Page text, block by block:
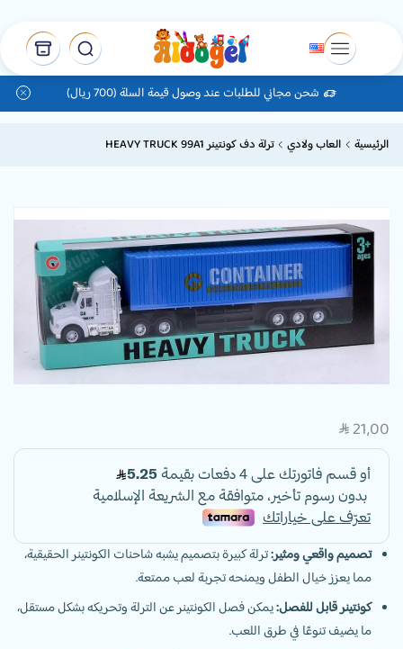
شحن مجاني للطلبات عند وصول قيمة السلة (700 ريال)
الرئيسية العاب ولادي ترلة دف كونتينر HEAVY TRUCK 99A1
SAR 21,00
تصميم واقعي ومثير:ترلة كبيرة بتصميم يشبه شاحنات الكونتينر الحقيقية،
مما يعزز خيال الطفل ويمنحه تجربة لعب ممتعة.
كونتينر قابل للفصل:يمكن فصل الكونتينر عن الترلة وتحريكه بشكل مستقل،
ما يضيف تنوعًا في طرق اللعب.